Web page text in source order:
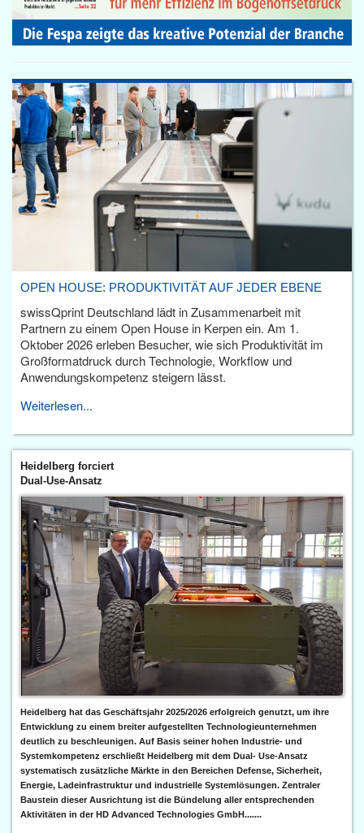
OPEN HOUSE: PRODUKTIVITÄT AUF JEDER EBENE
swissQprint Deutschland lädt in Zusammenarbeit mit
Partnern zu einem Open House in Kerpen ein. Am 1.
Oktober 2026 erleben Besucher, wie sich Produktivität im
Großformatdruck durch Technologie, Workflow und
Anwendungskompetenz steigern lässt.
Weiterlesen...
Heidelberg forciert
Dual-Use-Ansatz
Heidelberg hat das Geschäftsjahr 2025/2026 erfolgreich genutzt, um ihre
Entwicklung zu einem breiter aufgestellten Technologieunternehmen
deutlich zu beschleunigen. Auf Basis seiner hohen Industrie- und
Systemkompetenz erschließt Heidelberg mit dem Dual- Use-Ansatz
systematisch zusätzliche Märkte in den Bereichen Defense, Sicherheit,
Energie, Ladeinfrastruktur und industrielle Systemlösungen. Zentraler
Baustein dieser Ausrichtung ist die Bündelung aller entsprechenden
Aktivitäten in der HD Advanced Technologies GmbH.......